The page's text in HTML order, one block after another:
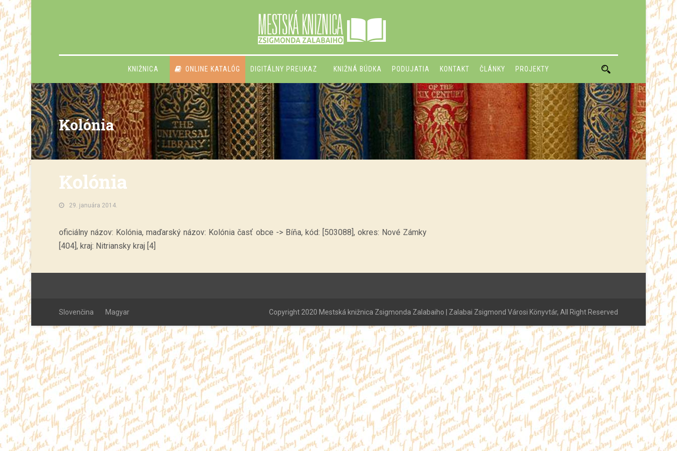
KNIŽNICA ONLINE KATALÓG DIGITÁLNY PREUKAZ KNIŽNÁ BÚDKA PODUJATIA KONTAKT ČLÁNKY PROJEKTY
Kolónia
Kolónia
29. januára 2014.
oficiálny názov: Kolónia, maďarský názov: Kolónia časť obce -> Bíňa, kód: [503088], okres: Nové Zámky
[404], kraj: Nitriansky kraj [4]
Slovenčina Magyar Copyright 2020 Mestská knižnica Zsigmonda Zalabaiho | Zalabai Zsigmond Városi Könyvtár, All Right Reserved